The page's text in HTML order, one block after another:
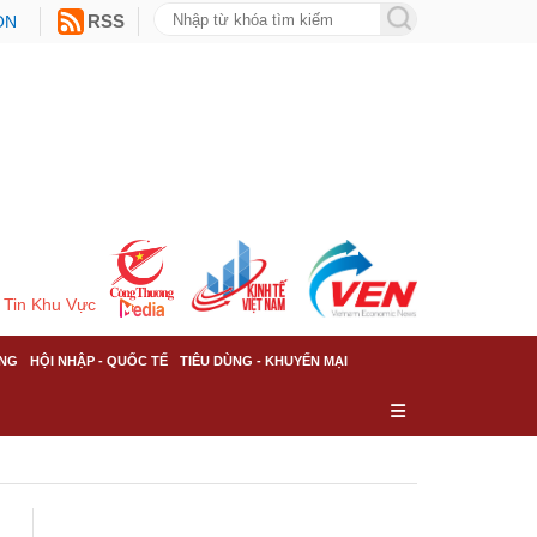
RSS
Tin Khu Vực
HỘI NHẬP - QUỐC TẾ TIÊU DÙNG - KHUYẾN MẠI